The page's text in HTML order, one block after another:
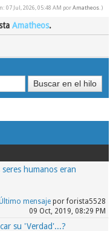
recibió
que luego
Aunque sus
en parte
negativas, su
empleados
por mérito
evaluación
parte de la
para la Igualdad
En noviembre de
Ledbetter
discriminación
la Ley de
de Igualdad
07 Jul, 2026, 05:48 AM porAmatheos.)
Amatheos.
humanos eran
mensajepor forista5528
09 Oct, 2019, 08:29 PM
su 'Verdad'...?